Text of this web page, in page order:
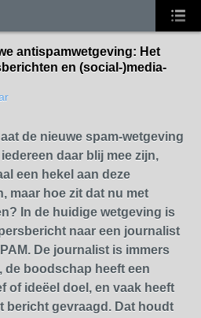
antispamwetgeving: Het
en (social-)media-
de nieuwe spam-wetgeving
daar blij mee zijn,
een hekel aan deze
maar hoe zit dat nu met
In de huidige wetgeving is
naar een journalist
De journalist is immers
boodschap heeft een
of ideëel doel, en vaak heeft
bericht gevraagd. Dat houdt